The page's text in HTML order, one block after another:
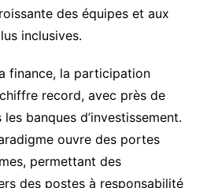
des équipes et aux
inclusives.
finance, la participation
record, avec près de
banques d’investissement.
ouvre des portes
permettant des
des postes à responsabilité